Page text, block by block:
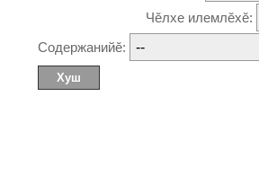
Чĕлхе илемлĕхĕ:
Содержанийĕ: